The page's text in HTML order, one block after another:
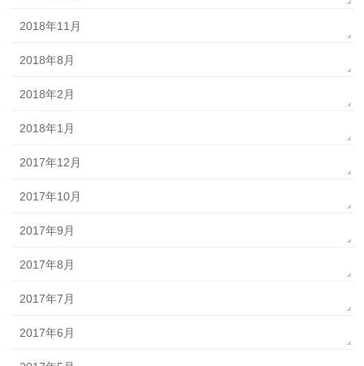
2018年11月
2018年8月
2018年2月
2018年1月
2017年12月
2017年10月
2017年9月
2017年8月
2017年7月
2017年6月